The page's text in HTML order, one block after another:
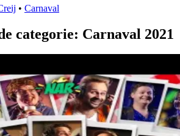
• Carnaval
categorie: Carnaval 2021